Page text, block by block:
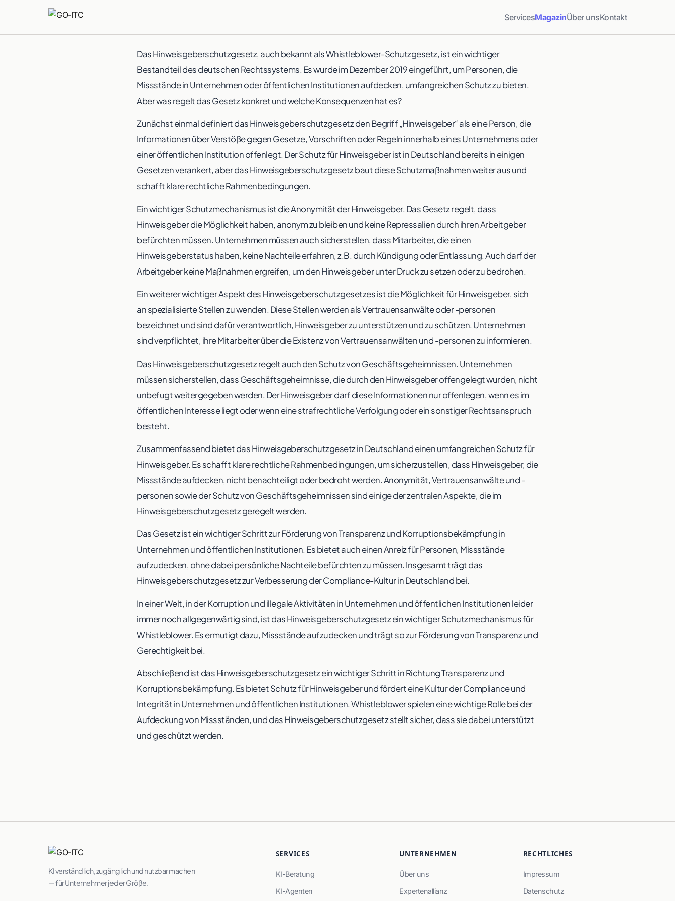
ServicesMagazinÜber unsKontakt
Das Hinweisgeberschutzgesetz, auch bekannt als Whistleblower-Schutzgesetz, ist ein wichtiger
Bestandteil des deutschen Rechtssystems. Es wurde im Dezember 2019 eingeführt, um Personen, die
Missstände in Unternehmen oder öffentlichen Institutionen aufdecken, umfangreichen Schutz zu bieten.
Aber was regelt das Gesetz konkret und welche Konsequenzen hat es?
Zunächst einmal definiert das Hinweisgeberschutzgesetz den Begriff „Hinweisgeber“ als eine Person, die
Informationen über Verstöße gegen Gesetze, Vorschriften oder Regeln innerhalb eines Unternehmens oder
einer öffentlichen Institution offenlegt. Der Schutz für Hinweisgeber ist in Deutschland bereits in einigen
Gesetzen verankert, aber das Hinweisgeberschutzgesetz baut diese Schutzmaßnahmen weiter aus und
schafft klare rechtliche Rahmenbedingungen.
Ein wichtiger Schutzmechanismus ist die Anonymität der Hinweisgeber. Das Gesetz regelt, dass
Hinweisgeber die Möglichkeit haben, anonym zu bleiben und keine Repressalien durch ihren Arbeitgeber
befürchten müssen. Unternehmen müssen auch sicherstellen, dass Mitarbeiter, die einen
Hinweisgeberstatus haben, keine Nachteile erfahren, z.B. durch Kündigung oder Entlassung. Auch darf der
Arbeitgeber keine Maßnahmen ergreifen, um den Hinweisgeber unter Druck zu setzen oder zu bedrohen.
Ein weiterer wichtiger Aspekt des Hinweisgeberschutzgesetzes ist die Möglichkeit für Hinweisgeber, sich
an spezialisierte Stellen zu wenden. Diese Stellen werden als Vertrauensanwälte oder -personen
bezeichnet und sind dafür verantwortlich, Hinweisgeber zu unterstützen und zu schützen. Unternehmen
sind verpflichtet, ihre Mitarbeiter über die Existenz von Vertrauensanwälten und -personen zu informieren.
Das Hinweisgeberschutzgesetz regelt auch den Schutz von Geschäftsgeheimnissen. Unternehmen
müssen sicherstellen, dass Geschäftsgeheimnisse, die durch den Hinweisgeber offengelegt wurden, nicht
unbefugt weitergegeben werden. Der Hinweisgeber darf diese Informationen nur offenlegen, wenn es im
öffentlichen Interesse liegt oder wenn eine strafrechtliche Verfolgung oder ein sonstiger Rechtsanspruch
besteht.
Zusammenfassend bietet das Hinweisgeberschutzgesetz in Deutschland einen umfangreichen Schutz für
Hinweisgeber. Es schafft klare rechtliche Rahmenbedingungen, um sicherzustellen, dass Hinweisgeber, die
Missstände aufdecken, nicht benachteiligt oder bedroht werden. Anonymität, Vertrauensanwälte und -
personen sowie der Schutz von Geschäftsgeheimnissen sind einige der zentralen Aspekte, die im
Hinweisgeberschutzgesetz geregelt werden.
Das Gesetz ist ein wichtiger Schritt zur Förderung von Transparenz und Korruptionsbekämpfung in
Unternehmen und öffentlichen Institutionen. Es bietet auch einen Anreiz für Personen, Missstände
aufzudecken, ohne dabei persönliche Nachteile befürchten zu müssen. Insgesamt trägt das
Hinweisgeberschutzgesetz zur Verbesserung der Compliance-Kultur in Deutschland bei.
In einer Welt, in der Korruption und illegale Aktivitäten in Unternehmen und öffentlichen Institutionen leider
immer noch allgegenwärtig sind, ist das Hinweisgeberschutzgesetz ein wichtiger Schutzmechanismus für
Whistleblower. Es ermutigt dazu, Missstände aufzudecken und trägt so zur Förderung von Transparenz und
Gerechtigkeit bei.
Abschließend ist das Hinweisgeberschutzgesetz ein wichtiger Schritt in Richtung Transparenz und
Korruptionsbekämpfung. Es bietet Schutz für Hinweisgeber und fördert eine Kultur der Compliance und
Integrität in Unternehmen und öffentlichen Institutionen. Whistleblower spielen eine wichtige Rolle bei der
Aufdeckung von Missständen, und das Hinweisgeberschutzgesetz stellt sicher, dass sie dabei unterstützt
und geschützt werden.
KI verständlich, zugänglich und nutzbar machen
— für Unternehmer jeder Größe.
SERVICES
KI-Beratung
KI-Agenten
UNTERNEHMEN
Über uns
Expertenallianz
RECHTLICHES
Impressum
Datenschutz